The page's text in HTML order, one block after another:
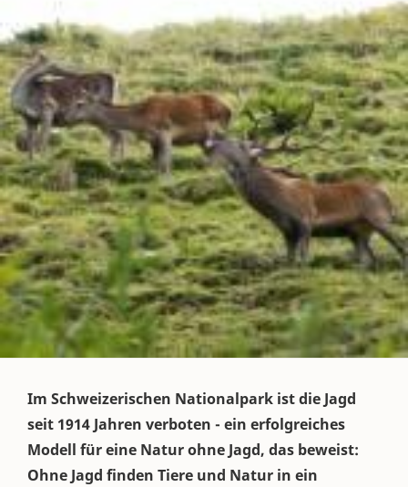
Im Schweizerischen Nationalpark ist die Jagd
seit 1914 Jahren verboten - ein erfolgreiches
Modell für eine Natur ohne Jagd, das beweist:
Ohne Jagd finden Tiere und Natur in ein